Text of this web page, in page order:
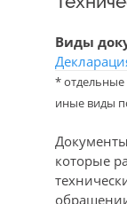
Виды
* отдельные
иные виды
которые